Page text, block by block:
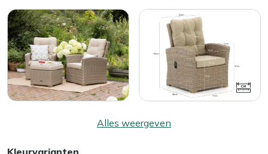
Alles weergeven
Kleurvarianten